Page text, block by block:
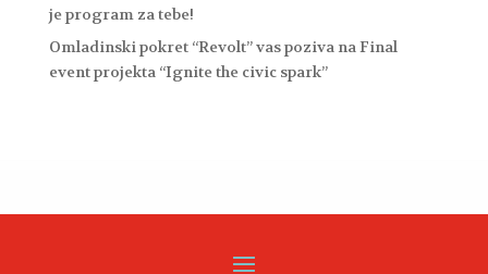
je program za tebe!
Omladinski pokret “Revolt” vas poziva na Final
event projekta “Ignite the civic spark”